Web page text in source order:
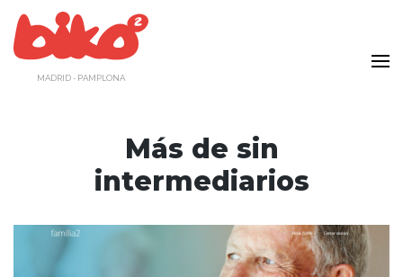
contenido
MADRID - PAMPLONA
Más de sin
intermediarios